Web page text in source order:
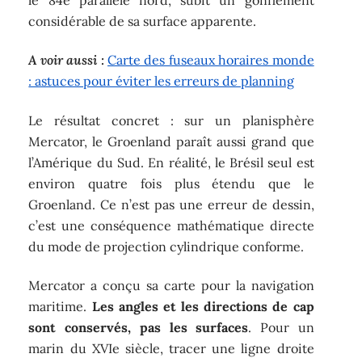
considérable de sa surface apparente.
A voir aussi : Carte des fuseaux horaires monde
: astuces pour éviter les erreurs de planning
Le résultat concret : sur un planisphère
Mercator, le Groenland paraît aussi grand que
l’Amérique du Sud. En réalité, le Brésil seul est
environ quatre fois plus étendu que le
Groenland. Ce n’est pas une erreur de dessin,
c’est une conséquence mathématique directe
du mode de projection cylindrique conforme.
Mercator a conçu sa carte pour la navigation
maritime. Les angles et les directions de cap
sont conservés, pas les surfaces. Pour un
marin du XVIe siècle, tracer une ligne droite